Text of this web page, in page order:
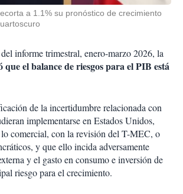
a 1.1% su pronóstico de crecimiento
informe trimestral, enero-marzo 2026, la
el balance de riesgos para el PIB está
de la incertidumbre relacionada con
implementarse en Estados Unidos,
comercial, con la revisión del T-MEC, o
y que ello incida adversamente
y el gasto en consumo e inversión de
riesgo para el crecimiento.